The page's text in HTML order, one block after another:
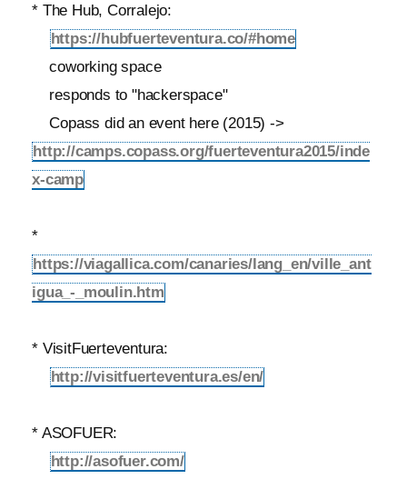
* The Hub, Corralejo:
https://hubfuerteventura.co/#home
coworking space
responds to "hackerspace"
Copass did an event here (2015) ->
http://camps.copass.org/fuerteventura2015/inde
x-camp
*
https://viagallica.com/canaries/lang_en/ville_ant
igua_-_moulin.htm
* VisitFuerteventura:
http://visitfuerteventura.es/en/
* ASOFUER:
http://asofuer.com/